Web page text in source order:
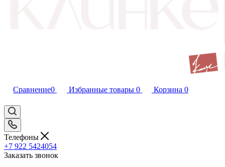
Сравнение0 Избранные товары 0 Корзина 0
Телефоны
+7 922 5424054
Заказать звонок